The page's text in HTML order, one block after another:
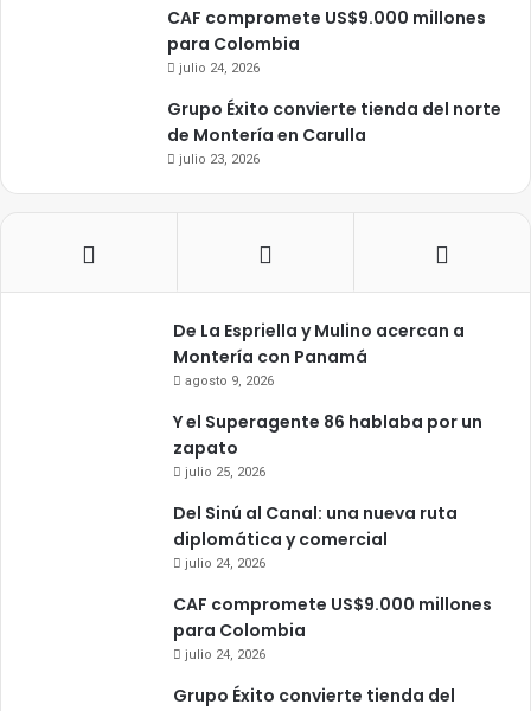
CAF compromete US$9.000 millones
para Colombia
julio 24, 2026
Grupo Éxito convierte tienda del norte
de Montería en Carulla
julio 23, 2026
De La Espriella y Mulino acercan a
Montería con Panamá
agosto 9, 2026
Y el Superagente 86 hablaba por un
zapato
julio 25, 2026
Del Sinú al Canal: una nueva ruta
diplomática y comercial
julio 24, 2026
CAF compromete US$9.000 millones
para Colombia
julio 24, 2026
Grupo Éxito convierte tienda del